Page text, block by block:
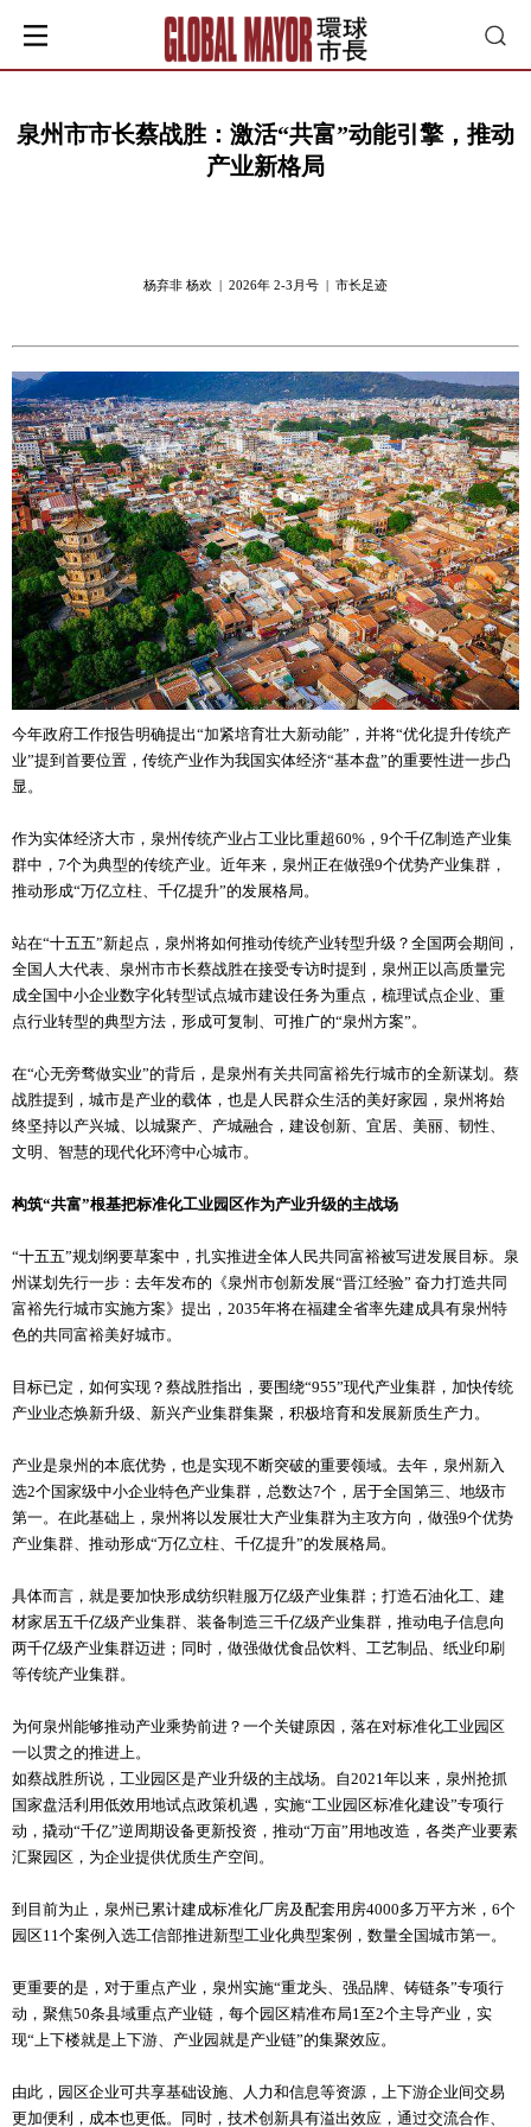
泉州市市长蔡战胜：激活“共富”动能引擎，推动
产业新格局
杨弃非 杨欢 | 2026年 2-3月号 | 市长足迹
今年政府工作报告明确提出“加紧培育壮大新动能”，并将“优化提升传统产
业”提到首要位置，传统产业作为我国实体经济“基本盘”的重要性进一步凸
显。
作为实体经济大市，泉州传统产业占工业比重超60%，9个千亿制造产业集
群中，7个为典型的传统产业。近年来，泉州正在做强9个优势产业集群，
推动形成“万亿立柱、千亿提升”的发展格局。
站在“十五五”新起点，泉州将如何推动传统产业转型升级？全国两会期间，
全国人大代表、泉州市市长蔡战胜在接受专访时提到，泉州正以高质量完
成全国中小企业数字化转型试点城市建设任务为重点，梳理试点企业、重
点行业转型的典型方法，形成可复制、可推广的“泉州方案”。
在“心无旁骛做实业”的背后，是泉州有关共同富裕先行城市的全新谋划。蔡
战胜提到，城市是产业的载体，也是人民群众生活的美好家园，泉州将始
终坚持以产兴城、以城聚产、产城融合，建设创新、宜居、美丽、韧性、
文明、智慧的现代化环湾中心城市。
构筑“共富”根基把标准化工业园区作为产业升级的主战场
“十五五”规划纲要草案中，扎实推进全体人民共同富裕被写进发展目标。泉
州谋划先行一步：去年发布的《泉州市创新发展“晋江经验” 奋力打造共同
富裕先行城市实施方案》提出，2035年将在福建全省率先建成具有泉州特
色的共同富裕美好城市。
目标已定，如何实现？蔡战胜指出，要围绕“955”现代产业集群，加快传统
产业业态焕新升级、新兴产业集群集聚，积极培育和发展新质生产力。
产业是泉州的本底优势，也是实现不断突破的重要领域。去年，泉州新入
选2个国家级中小企业特色产业集群，总数达7个，居于全国第三、地级市
第一。在此基础上，泉州将以发展壮大产业集群为主攻方向，做强9个优势
产业集群、推动形成“万亿立柱、千亿提升”的发展格局。
具体而言，就是要加快形成纺织鞋服万亿级产业集群；打造石油化工、建
材家居五千亿级产业集群、装备制造三千亿级产业集群，推动电子信息向
两千亿级产业集群迈进；同时，做强做优食品饮料、工艺制品、纸业印刷
等传统产业集群。
为何泉州能够推动产业乘势前进？一个关键原因，落在对标准化工业园区
一以贯之的推进上。
如蔡战胜所说，工业园区是产业升级的主战场。自2021年以来，泉州抢抓
国家盘活利用低效用地试点政策机遇，实施“工业园区标准化建设”专项行
动，撬动“千亿”逆周期设备更新投资，推动“万亩”用地改造，各类产业要素
汇聚园区，为企业提供优质生产空间。
到目前为止，泉州已累计建成标准化厂房及配套用房4000多万平方米，6个
园区11个案例入选工信部推进新型工业化典型案例，数量全国城市第一。
更重要的是，对于重点产业，泉州实施“重龙头、强品牌、铸链条”专项行
动，聚焦50条县域重点产业链，每个园区精准布局1至2个主导产业，实
现“上下楼就是上下游、产业园就是产业链”的集聚效应。
由此，园区企业可共享基础设施、人力和信息等资源，上下游企业间交易
更加便利，成本也更低。同时，技术创新具有溢出效应，通过交流合作、